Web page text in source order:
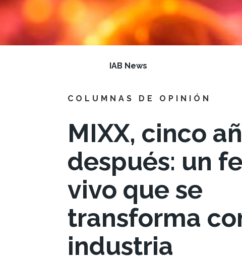
IAB News
COLUMNAS DE OPINIÓN
MIXX, cinco
después: un
vivo que se
transforma
industria